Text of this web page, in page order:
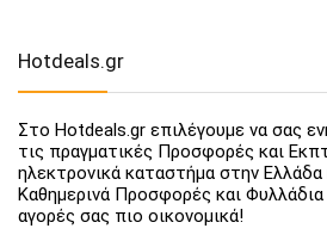
Hotdeals.gr
Στο Hotdeals.gr επιλέγουμε να σας
τις πραγματικές Προσφορές και
ηλεκτρονικά καταστήμα στην
Καθημερινά Προσφορές και Φυλλάδια
αγορές σας πιο οικονομικά!